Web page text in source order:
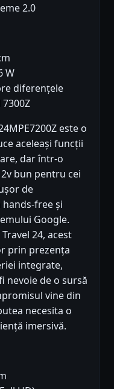
2.0
W
diferențele
este o
aceleași funcții
dar într-o
bun pentru cei
de
free și
Google.
24, acest
prin prezența
integrate,
nevoie de o sursă
vine din
necesita o
imersivă.